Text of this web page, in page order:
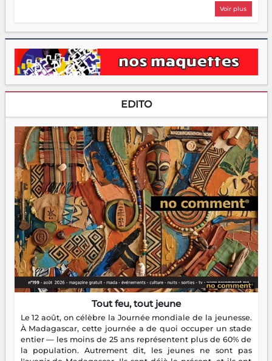
Voir plus
EDITO
Tout feu, tout jeune
Le 12 août, on célèbre la Journée mondiale de la jeunesse.
À Madagascar, cette journée a de quoi occuper un stade
entier — les moins de 25 ans représentent plus de 60% de
la population. Autrement dit, les jeunes ne sont pas